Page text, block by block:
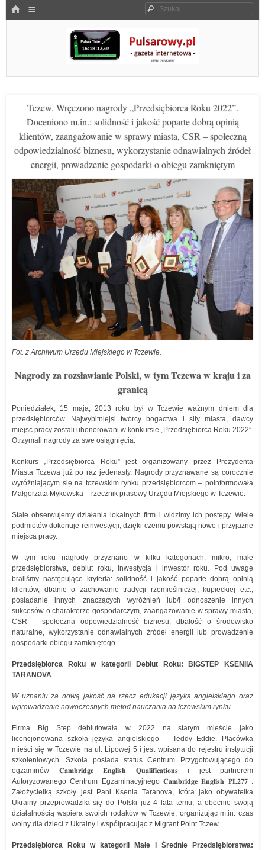
HOME Szukaj
Pulsarowy.pl
Tczew. Wręczono nagrody „Przedsiębiorca Roku 2022”.
Doceniono m.in.: solidność i jakość poparte dobrą opinią
klientów, zaangażowanie w sprawy miasta, CSR – społeczną
odpowiedzialność biznesu, wykorzystanie odnawialnych źródeł
energii, prowadzenie gospodarki o obiegu zamkniętym
Fot. z Archiwum Urzędu Miejskiego w Tczewie.
Nagrody za rozsławianie Polski, w tym Tczewa w kraju i za
granicą
Poniedziałek, 15 maja, 2013 roku był w Tczewie ważnym dniem dla
przedsiębiorców. Najwybitniejsi twórcy bogactwa i siły miasta, dawcy
miejsc pracy zostali uhonorowani w konkursie „Przedsiębiorca Roku 2022”.
Otrzymali nagrody za swe osiągnięcia.
Konkurs „Przedsiębiorca Roku” jest organizowany przez Prezydenta
Miasta Tczewa już po raz jedenasty. Nagrody przyznawane są corocznie
wyróżniającym się na tczewskim rynku przedsiębiorcom – poinformowała
Małgorzata Mykowska – rzecznik prasowy Urzędu Miejskiego w Tczewie:
Stale obserwujemy działania lokalnych firm i widzimy ich postępy. Wiele
podmiotów dokonuje reinwestycji, dzięki czemu powstają nowe i przyjazne
miejsca pracy.
W tym roku nagrody przyznano w kilku kategoriach: mikro, małe
przedsiębiorstwa, debiut roku, inwestycja i inwestor roku. Pod uwagę
braliśmy następujące kryteria: solidność i jakość poparte dobrą opinią
klientów, dbanie o zachowanie tradycji rzemieślniczej, kupieckiej etc.,
posiadanie innych znaczących wyróżnień lub/i odnoszenie innych
sukcesów o charakterze gospodarczym, zaangażowanie w sprawy miasta,
CSR – społeczna odpowiedzialność biznesu, dbałość o środowisko
naturalne, wykorzystanie odnawialnych źródeł energii lub prowadzenie
gospodarki obiegu zamkniętego.
Przedsiębiorca Roku w kategorii Debiut Roku: BIGSTEP KSENIIA
TARANOVA
W uznaniu za nową jakość na rzecz edukacji języka angielskiego oraz
wprowadzenie nowoczesnych metod nauczania na tczewskim rynku.
Firma Big Step debiutowała w 2022 na starym mieście jako
licencjonowana szkoła języka angielskiego – Teddy Eddie. Placówka
mieści się w Tczewie na ul. Lipowej 5 i jest wpisana do rejestru instytucji
szkoleniowych. Szkoła posiada status Centrum Przygotowującego do
egzaminów 𝐂𝐚𝐦𝐛𝐫𝐢𝐝𝐠𝐞 𝐄𝐧𝐠𝐥𝐢𝐬𝐡 𝐐𝐮𝐚𝐥𝐢𝐟𝐢𝐜𝐚𝐭𝐢𝐨𝐧𝐬 i jest partnerem
Autoryzowanego Centrum Egzaminacyjnego 𝐂𝐚𝐦𝐛𝐫𝐢𝐝𝐠𝐞 𝐄𝐧𝐠𝐥𝐢𝐬𝐡 𝐏𝐋𝟐𝟕𝟕 .
Założycielką szkoły jest Pani Ksenia Taranova, która jako obywatelka
Ukrainy przeprowadziła się do Polski już 4 lata temu, a obecnie swoją
działalnością wspiera swoich rodaków w Tczewie, organizując m.in. czas
wolny dla dzieci z Ukrainy i współpracując z Migrant Point Tczew.
Przedsiębiorca Roku w kategorii Małe i Średnie Przedsiębiorstwa: